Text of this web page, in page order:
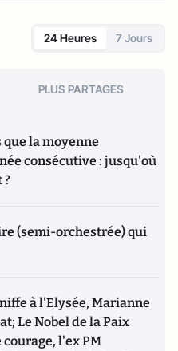
24 Heures 7 Jours
PLUS PARTAGES
la moyenne
consécutive : jusqu'où
?
(semi-orchestrée) qui
à l'Elysée, Marianne
Le Nobel de la Paix
l'ex PM